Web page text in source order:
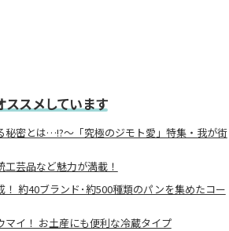
ススメしています
密とは…!?～「究極のジモト愛」特集・我が街
芸品など魅力が満載！
！ 約40ブランド･約500種類のパンを集めたコー
イ！ お土産にも便利な冷蔵タイプ